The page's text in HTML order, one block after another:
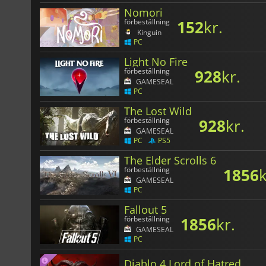
Nomori
förbeställning
Kinguin
PC
152kr.
Light No Fire
förbeställning
GAMESEAL
PC
928kr.
The Lost Wild
förbeställning
GAMESEAL
PC
PS5
928kr.
The Elder Scrolls 6
förbeställning
GAMESEAL
PC
1856
Fallout 5
förbeställning
GAMESEAL
PC
1856kr.